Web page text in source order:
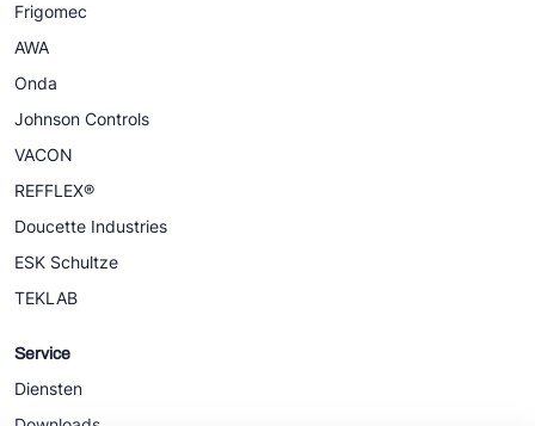
Frigomec
AWA
Onda
Johnson Controls
VACON
REFFLEX®
Doucette Industries
ESK Schultze
TEKLAB
Service
Diensten